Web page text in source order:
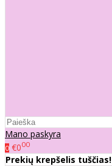
Mano paskyra
0 €000
Prekių krepšelis tuščias!